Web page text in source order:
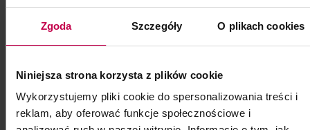
Zgoda Szczegóły O plikach cookies
Niniejsza strona korzysta z plików cookie
Wykorzystujemy pliki cookie do spersonalizowania treści i
reklam, aby oferować funkcje społecznościowe i